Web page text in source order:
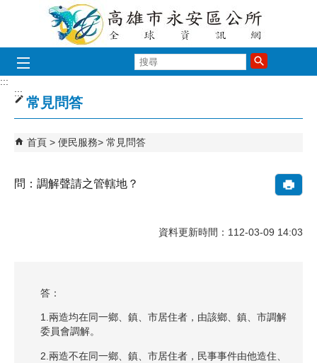
跳到主要內容區塊
尋
:::
:::
常見問答
首頁 便民服務 常見問答
問：調解聲請之管轄地？
資料更新時間：112-03-09 14:03
答：
1.兩造均在同一鄉、鎮、市居住者，由該鄉、鎮、市調解
委員會調解。
2.兩造不在同一鄉、鎮、市居住者，民事事件由他造住、